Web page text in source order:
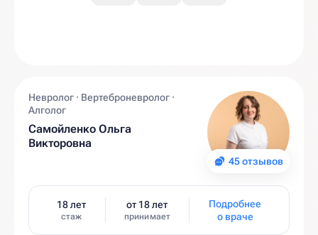
45 отзывов
Невролог · Вертеброневролог ·
Алголог
Самойленко Ольга
Викторовна
18 лет
стаж
от 18 лет
принимает
Подробнее
о враче